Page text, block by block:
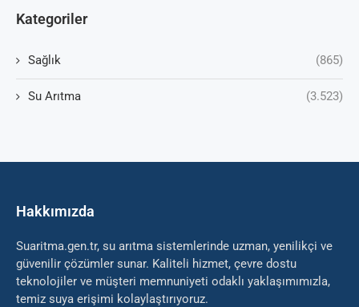
Kategoriler
Sağlık (865)
Su Arıtma (3.523)
Hakkımızda
Suaritma.gen.tr, su arıtma sistemlerinde uzman, yenilikçi ve
güvenilir çözümler sunar. Kaliteli hizmet, çevre dostu
teknolojiler ve müşteri memnuniyeti odaklı yaklaşımımızla,
temiz suya erişimi kolaylaştırıyoruz.